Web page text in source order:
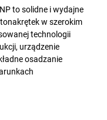
to solidne i wydajne
w szerokim
technologii
urządzenie
osadzanie